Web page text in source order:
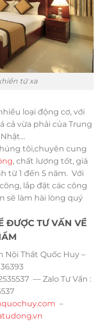
từ xa
loại động cơ, với
cả vừa phải của Trung
Nhật…
tôi,chuyên cung
, chất lượng tốt, giá
từ 1 đến 5 năm. Với
lắp đặt các công
sẽ làm hài lòng quý
ĐƯỢC TƯ VẤN VỀ
Nội Thất Quốc Huy –
— Zalo Tư Vấn :
–